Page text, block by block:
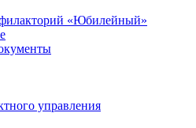
«Юбилейный»
управления